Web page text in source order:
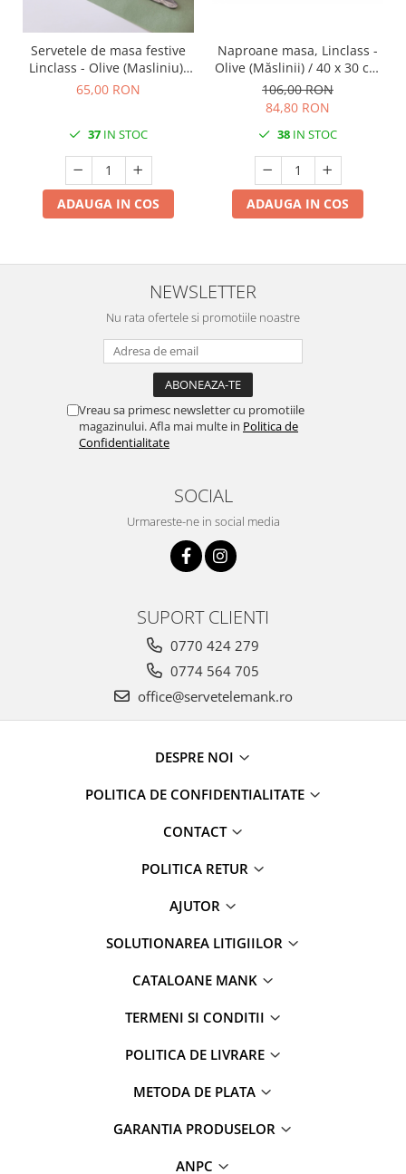
TEMATICA CULINARA
DECOR MOS NICOLAE
DECOR OKTOBER FEST
DECOR BABY SHOWER
MINI BAX 1+1 GRATUIT
CUMPARA LA PALET
Servetele de masa festive
Linclass - Olive (Masliniu)/
40 x 40 cm / 50 buc
65,00 RON
37 IN STOC
ADAUGA IN COS
Naproane masa, Linclass -
Olive (Măslinii) / 40 x 30 cm
/ 100 buc
106,00 RON
84,80 RON
38 IN STOC
ADAUGA IN COS
NEWSLETTER
Nu rata ofertele si promotiile noastre
Vreau sa primesc newsletter cu promotiile
magazinului. Afla mai multe in Politica de
Confidentialitate
SOCIAL
Urmareste-ne in social media
SUPORT CLIENTI
0770 424 279
0774 564 705
office@servetelemank.ro
DESPRE NOI
POLITICA DE CONFIDENTIALITATE
CONTACT
POLITICA RETUR
AJUTOR
SOLUTIONAREA LITIGIILOR
CATALOANE MANK
TERMENI SI CONDITII
POLITICA DE LIVRARE
METODA DE PLATA
GARANTIA PRODUSELOR
ANPC